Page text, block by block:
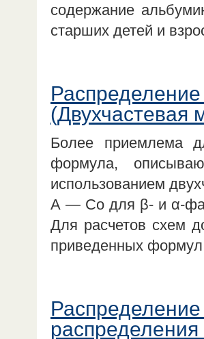
содержание
старших детей и
(Двухчастевая
Более приемлема
формула,
использованием
А — Сo для β- и α-
Для расчетов схем
приведенных
распределения